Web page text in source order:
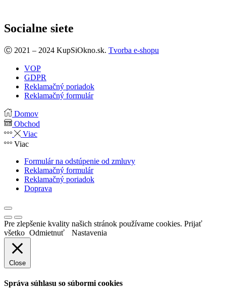
Socialne siete
Facebook
Ⓒ 2021 – 2024 KupSiOkno.sk. Tvorba e-shopu
VOP
GDPR
Reklamačný poriadok
Reklamačný formulár
Domov
Obchod
Viac
Viac
Formulár na odstúpenie od zmluvy
Reklamačný formulár
Reklamačný poriadok
Doprava
Pre zlepšenie kvality našich stránok používame cookies. Prijať
všetko Odmietnuť Nastavenia
Close
Správa súhlasu so súbormi cookies